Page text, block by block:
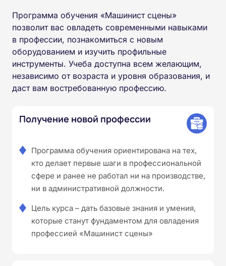
Программа обучения «Машинист сцены»
позволит вас овладеть современными навыками
в профессии, познакомиться с новым
оборудованием и изучить профильные
инструменты. Учеба доступна всем желающим,
независимо от возраста и уровня образования, и
даст вам востребованную профессию.
Получение новой профессии
Программа обучения ориентирована на тех,
кто делает первые шаги в профессиональной
сфере и ранее не работал ни на производстве,
ни в административной должности.
Цель курса – дать базовые знания и умения,
которые станут фундаментом для овладения
профессией «Машинист сцены»